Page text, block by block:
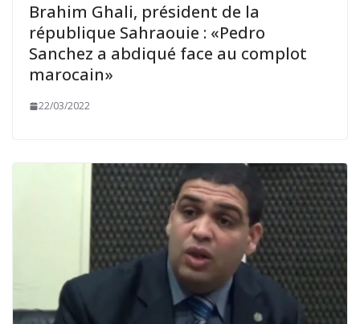
Brahim Ghali, président de la
république Sahraouie : «Pedro
Sanchez a abdiqué face au complot
marocain»
22/03/2022